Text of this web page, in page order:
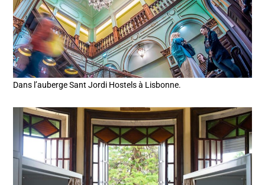
Dans l’auberge Sant Jordi Hostels à Lisbonne.